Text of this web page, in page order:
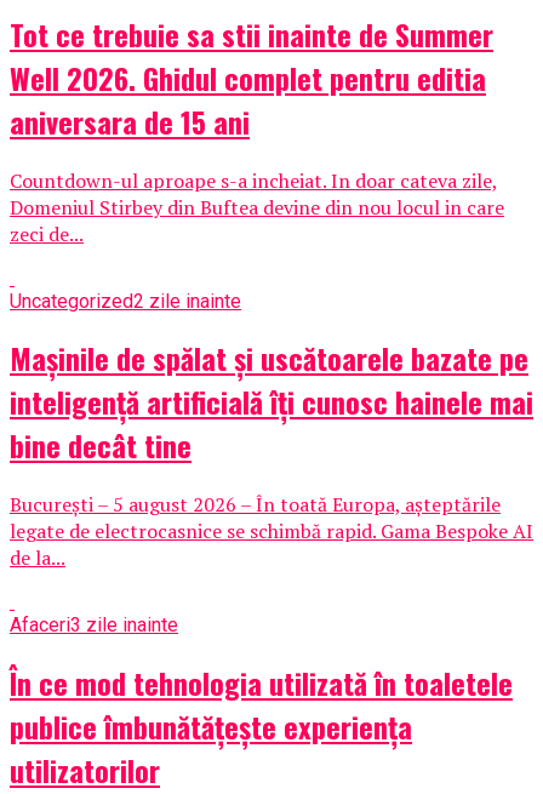
Tot ce trebuie sa stii inainte de Summer
Well 2026. Ghidul complet pentru editia
aniversara de 15 ani
Countdown-ul aproape s-a incheiat. In doar cateva zile,
Domeniul Stirbey din Buftea devine din nou locul in care
zeci de...
Uncategorized2 zile inainte
Mașinile de spălat și uscătoarele bazate pe
inteligență artificială îți cunosc hainele mai
bine decât tine
București – 5 august 2026 – În toată Europa, așteptările
legate de electrocasnice se schimbă rapid. Gama Bespoke AI
de la...
Afaceri3 zile inainte
În ce mod tehnologia utilizată în toaletele
publice îmbunătățește experiența
utilizatorilor